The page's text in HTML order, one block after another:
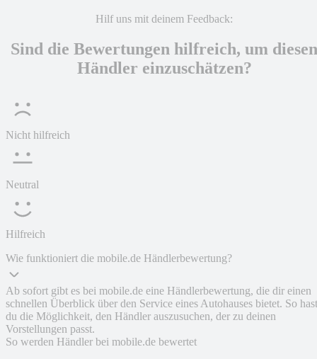
Hilf uns mit deinem Feedback:
Sind die Bewertungen hilfreich, um diesen
Händler einzuschätzen?
Nicht hilfreich
Neutral
Hilfreich
Wie funktioniert die mobile.de Händlerbewertung?
Ab sofort gibt es bei mobile.de eine Händlerbewertung, die dir einen
schnellen Überblick über den Service eines Autohauses bietet. So hast
du die Möglichkeit, den Händler auszusuchen, der zu deinen
Vorstellungen passt.
So werden Händler bei mobile.de bewertet